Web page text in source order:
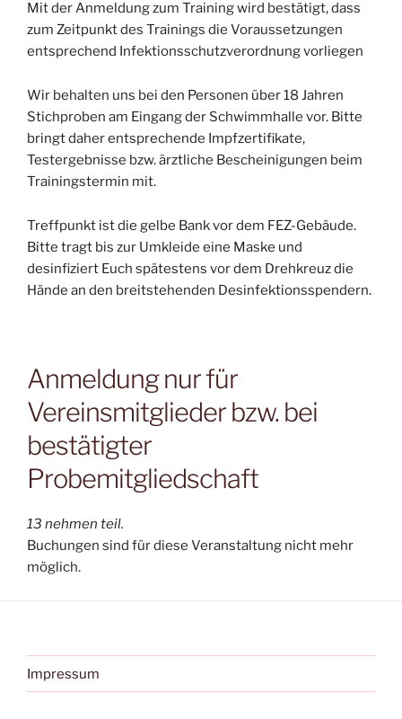
Mit der Anmeldung zum Training wird bestätigt, dass
zum Zeitpunkt des Trainings die Voraussetzungen
entsprechend Infektionsschutzverordnung vorliegen
Wir behalten uns bei den Personen über 18 Jahren
Stichproben am Eingang der Schwimmhalle vor. Bitte
bringt daher entsprechende Impfzertifikate,
Testergebnisse bzw. ärztliche Bescheinigungen beim
Trainingstermin mit.
Treffpunkt ist die gelbe Bank vor dem FEZ-Gebäude.
Bitte tragt bis zur Umkleide eine Maske und
desinfiziert Euch spätestens vor dem Drehkreuz die
Hände an den breitstehenden Desinfektionsspendern.
Anmeldung nur für
Vereinsmitglieder bzw. bei
bestätigter
Probemitgliedschaft
13 nehmen teil.
Buchungen sind für diese Veranstaltung nicht mehr
möglich.
Impressum